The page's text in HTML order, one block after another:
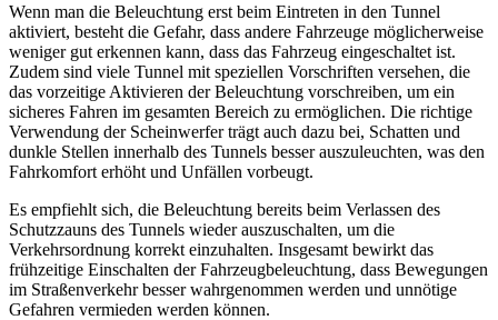
Wenn man die Beleuchtung erst beim Eintreten in den Tunnel
aktiviert, besteht die Gefahr, dass andere Fahrzeuge möglicherweise
weniger gut erkennen kann, dass das Fahrzeug eingeschaltet ist.
Zudem sind viele Tunnel mit speziellen Vorschriften versehen, die
das vorzeitige Aktivieren der Beleuchtung vorschreiben, um ein
sicheres Fahren im gesamten Bereich zu ermöglichen. Die richtige
Verwendung der Scheinwerfer trägt auch dazu bei, Schatten und
dunkle Stellen innerhalb des Tunnels besser auszuleuchten, was den
Fahrkomfort erhöht und Unfällen vorbeugt.
Es empfiehlt sich, die Beleuchtung bereits beim Verlassen des
Schutzzauns des Tunnels wieder auszuschalten, um die
Verkehrsordnung korrekt einzuhalten. Insgesamt bewirkt das
frühzeitige Einschalten der Fahrzeugbeleuchtung, dass Bewegungen
im Straßenverkehr besser wahrgenommen werden und unnötige
Gefahren vermieden werden können.